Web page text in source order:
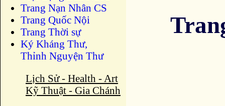
Trang Nạn Nhân CS
Trang Quốc Nội
Trang Thời sự
Ký Kháng Thư,
Thỉnh Nguyện Thư
Lịch Sử - Health - Art
Kỹ Thuật - Gia Chánh